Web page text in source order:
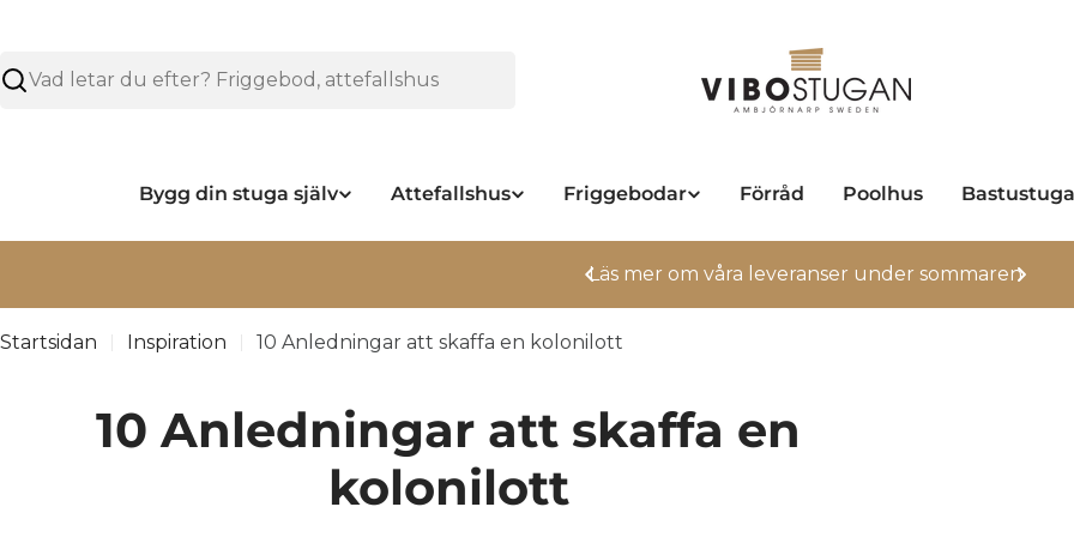
Sök
Bygg din stuga själv Attefallshus Friggebodar Förråd Poolhus Bastustuga
Nya regler för Attefallshus
Startsidan Inspiration 10 Anledningar att skaffa en kolonilott
10 Anledningar att skaffa en
kolonilott